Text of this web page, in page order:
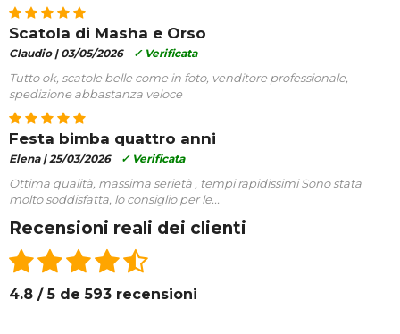
Scatola di Masha e Orso
Claudio | 03/05/2026 ✓ Verificata
Tutto ok, scatole belle come in foto, venditore professionale,
spedizione abbastanza veloce
Festa bimba quattro anni
Elena |25/03/2026 ✓ Verificata
Ottima qualità, massima serietà , tempi rapidissimi Sono stata
molto soddisfatta, lo consiglio per le...
Recensioni reali dei clienti
4.8 / 5 de 593 recensioni